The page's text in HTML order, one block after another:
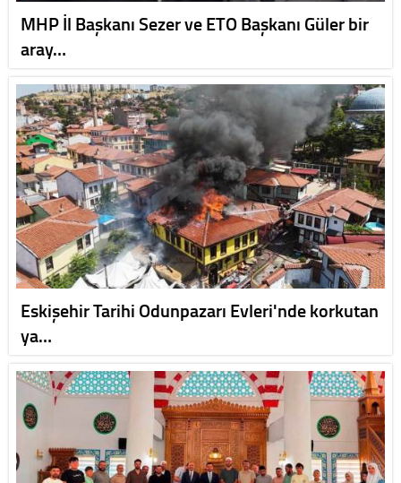
MHP İl Başkanı Sezer ve ETO Başkanı Güler bir
aray…
Eskişehir Tarihi Odunpazarı Evleri'nde korkutan
ya…